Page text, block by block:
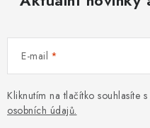
E-mail
Kliknutím na tlačítko souhlasíte
osobních údajů.